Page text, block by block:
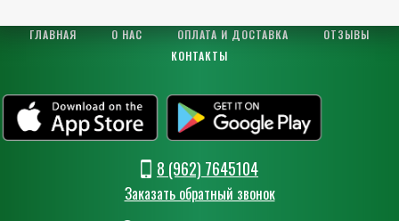
ГЛАВНАЯ О НАС ОПЛАТА И ДОСТАВКА
ОТЗЫВЫ
КОНТАКТЫ
8 (962) 7645104
Заказать обратный звонок